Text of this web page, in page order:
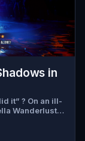
in
it” ? On an ill-
Wanderlust
was
Percy